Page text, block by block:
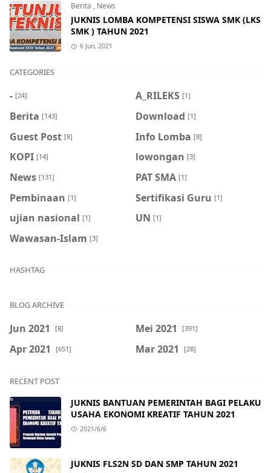
Berita , News
JUKNIS LOMBA KOMPETENSI SISWA SMK (LKS
SMK ) TAHUN 2021
6 Jun, 2021
CATEGORIES
- [24] A_RILEKS [1]
Berita [143] Download [1]
Guest Post [8] Info Lomba [8]
KOPI [14] lowongan [3]
News [131] PAT SMA [1]
Pembinaan [1] Sertifikasi Guru [1]
ujian nasional [1] UN [1]
Wawasan-Islam [3]
HASHTAG
BLOG ARCHIVE
Jun 2021 [8] Mei 2021 [391]
Apr 2021 [651] Mar 2021 [28]
RECENT POST
JUKNIS BANTUAN PEMERINTAH BAGI PELAKU
USAHA EKONOMI KREATIF TAHUN 2021
2021/6/6
JUKNIS FLS2N SD DAN SMP TAHUN 2021